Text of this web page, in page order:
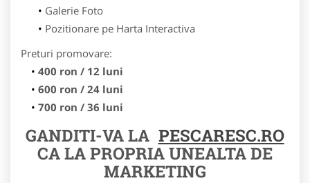
Galerie Foto
Pozitionare pe Harta Interactiva
Preturi promovare:
400 ron / 12 luni
600 ron / 24 luni
700 ron / 36 luni
GANDITI-VA LA PESCARESC.RO
CA LA PROPRIA UNEALTA DE
MARKETING